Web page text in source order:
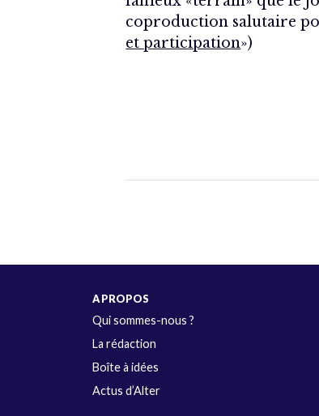
coproduction salutaire
et participation»)
A PROPOS
Qui sommes-nous ?
La rédaction
Boîte à idées
Actus d’Alter